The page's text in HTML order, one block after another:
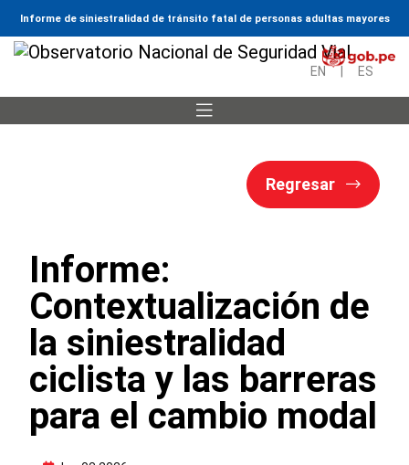
Informe de siniestralidad de tránsito fatal de personas adultas mayores
EN ES
Regresar
Informe:
Contextualización de
la siniestralidad
ciclista y las barreras
para el cambio modal